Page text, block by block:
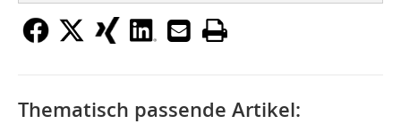
Thematisch passende Artikel: